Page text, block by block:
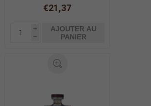
€21,37
i
h
AJOUTER AU
PANIER